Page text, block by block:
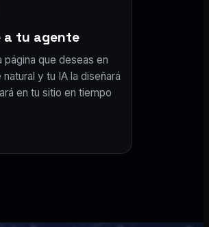
a tu agente
página que deseas en
natural y tu IA la diseñará
en tu sitio en tiempo